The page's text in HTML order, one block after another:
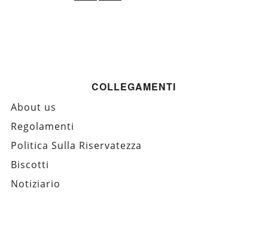
COLLEGAMENTI
About us
Regolamenti
Politica Sulla Riservatezza
Biscotti
Notiziario